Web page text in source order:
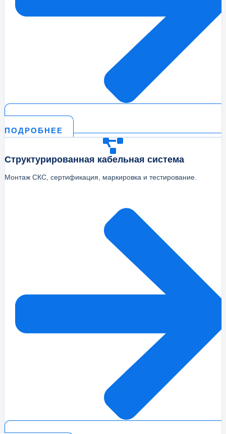
ПОДРОБНЕЕ
Структурированная кабельная система
Монтаж СКС, сертификация, маркировка и тестирование.